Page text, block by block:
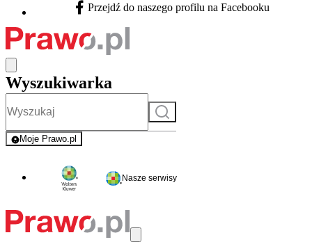
Facebook - otwiera się w nowej karcie
Przejdź do naszego profilu na Facebooku
Wyszukiwarka
Szukaj
Moje Prawo.pl
- rejestracja i logowanie do serwisu
Nasze serwisy